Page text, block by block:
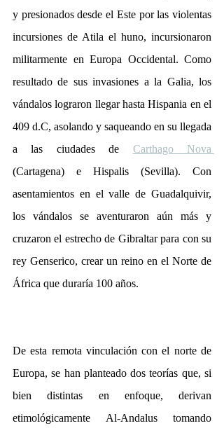
y presionados desde el Este por las violentas
incursiones de Atila el huno, incursionaron
militarmente en Europa Occidental. Como
resultado de sus invasiones a la Galia, los
vándalos lograron llegar hasta Hispania en el
409 d.C, asolando y saqueando en su llegada
a las ciudades de
(Cartagena) e Hispalis (Sevilla). Con
asentamientos en el valle de Guadalquivir,
los vándalos se aventuraron aún más y
cruzaron el estrecho de Gibraltar para con su
rey Genserico, crear un reino en el Norte de
África que duraría 100 años.
De esta remota vinculación con el norte de
Europa, se han planteado dos teorías que, si
bien distintas en enfoque, derivan
etimológicamente Al-Andalus tomando